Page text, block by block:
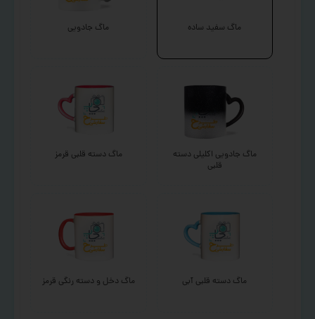
ماگ سفید ساده ماگ جادویی
ماگ جادویی اکلیلی دسته
قلبی
ماگ دسته قلبی قرمز
ماگ دسته قلبی آبی ماگ دخل و دسته رنگی قرمز